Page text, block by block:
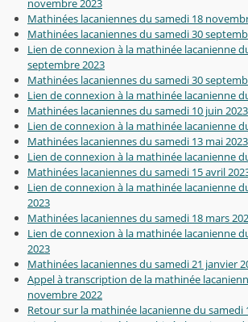
novembre 2023
Mathinées lacaniennes du samedi 18
Mathinées lacaniennes du samedi 30
Lien de connexion à la mathinée lacanienne
septembre 2023
Mathinées lacaniennes du samedi 30
Lien de connexion à la mathinée lacanienne
Mathinées lacaniennes du samedi 10 juin 2023
Lien de connexion à la mathinée lacanienne
Mathinées lacaniennes du samedi 13 mai 2023
Lien de connexion à la mathinée lacanienne
Mathinées lacaniennes du samedi 15 avril
Lien de connexion à la mathinée lacanienne
2023
Mathinées lacaniennes du samedi 18 mars
Lien de connexion à la mathinée lacanienne
2023
Mathinées lacaniennes du samedi 21 janvier
Appel à transcription de la mathinée
novembre 2022
Retour sur la mathinée lacanienne du samedi